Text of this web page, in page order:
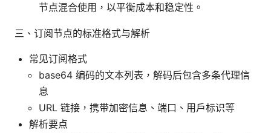
节点混合使用，以平衡成本和稳定性。
三、订阅节点的标准格式与解析
常见订阅格式
base64 编码的文本列表，解码后包含多条代理信
息
URL 链接，携带加密信息、端口、用户标识等
解析要点